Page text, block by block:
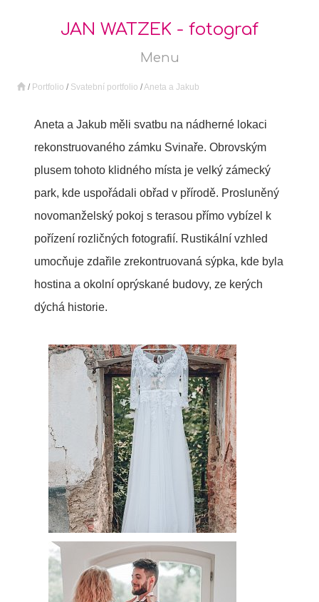
JAN WATZEK - fotograf
Menu
/ Portfolio / Svatební portfolio /Aneta a Jakub
Aneta a Jakub měli svatbu na nádherné lokaci
rekonstruovaného zámku Svinaře. Obrovským
plusem tohoto klidného místa je velký zámecký
park, kde uspořádali obřad v přírodě. Prosluněný
novomanželský pokoj s terasou přímo vybízel k
pořízení rozličných fotografií. Rustikální vzhled
umocňuje zdařile zrekontruovaná sýpka, kde byla
hostina a okolní oprýskané budovy, ze kerých
dýchá historie.